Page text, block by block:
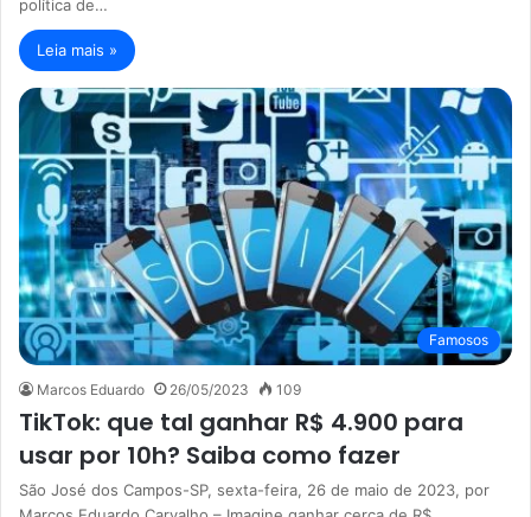
política de…
Leia mais »
Famosos
Marcos Eduardo 26/05/2023 109
TikTok: que tal ganhar R$ 4.900 para
usar por 10h? Saiba como fazer
São José dos Campos-SP, sexta-feira, 26 de maio de 2023, por